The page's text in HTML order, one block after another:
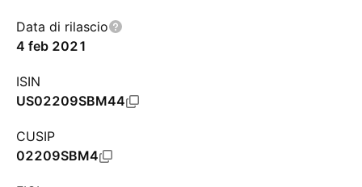
Data di rilascio
4 feb 2021
ISIN
US02209SBM44
CUSIP
02209SBM4